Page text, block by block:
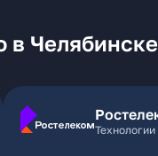
Челябинске